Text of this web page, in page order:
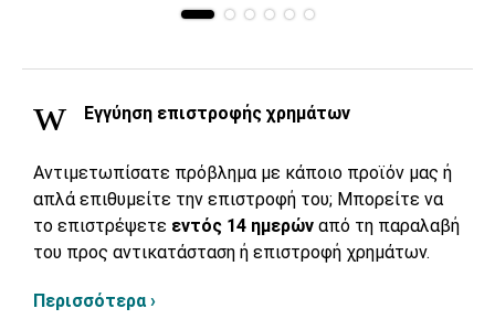
Εγγύηση επιστροφής χρημάτων
Αντιμετωπίσατε πρόβλημα με κάποιο προϊόν μας ή
απλά επιθυμείτε την επιστροφή του; Μπορείτε να
το επιστρέψετε εντός 14 ημερών από τη παραλαβή
του προς αντικατάσταση ή επιστροφή χρημάτων.
Περισσότερα ›